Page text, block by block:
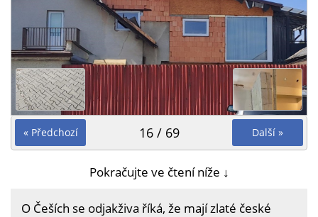
« Předchozí Další »
16 / 69
Pokračujte ve čtení níže ↓
O Češích se odjakživa říká, že mají zlaté české